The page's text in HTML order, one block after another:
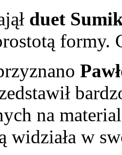
duet
formy.
na
widziała w